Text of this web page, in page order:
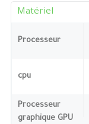
Matériel
Processeur
cpu
Processeur
graphique GPU